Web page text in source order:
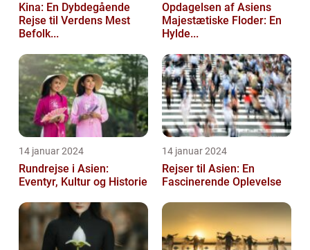
Kina: En Dybdegående
Rejse til Verdens Mest
Befolk...
Opdagelsen af Asiens
Majestætiske Floder: En
Hylde...
14 januar 2024
Rundrejse i Asien:
Eventyr, Kultur og Historie
14 januar 2024
Rejser til Asien: En
Fascinerende Oplevelse